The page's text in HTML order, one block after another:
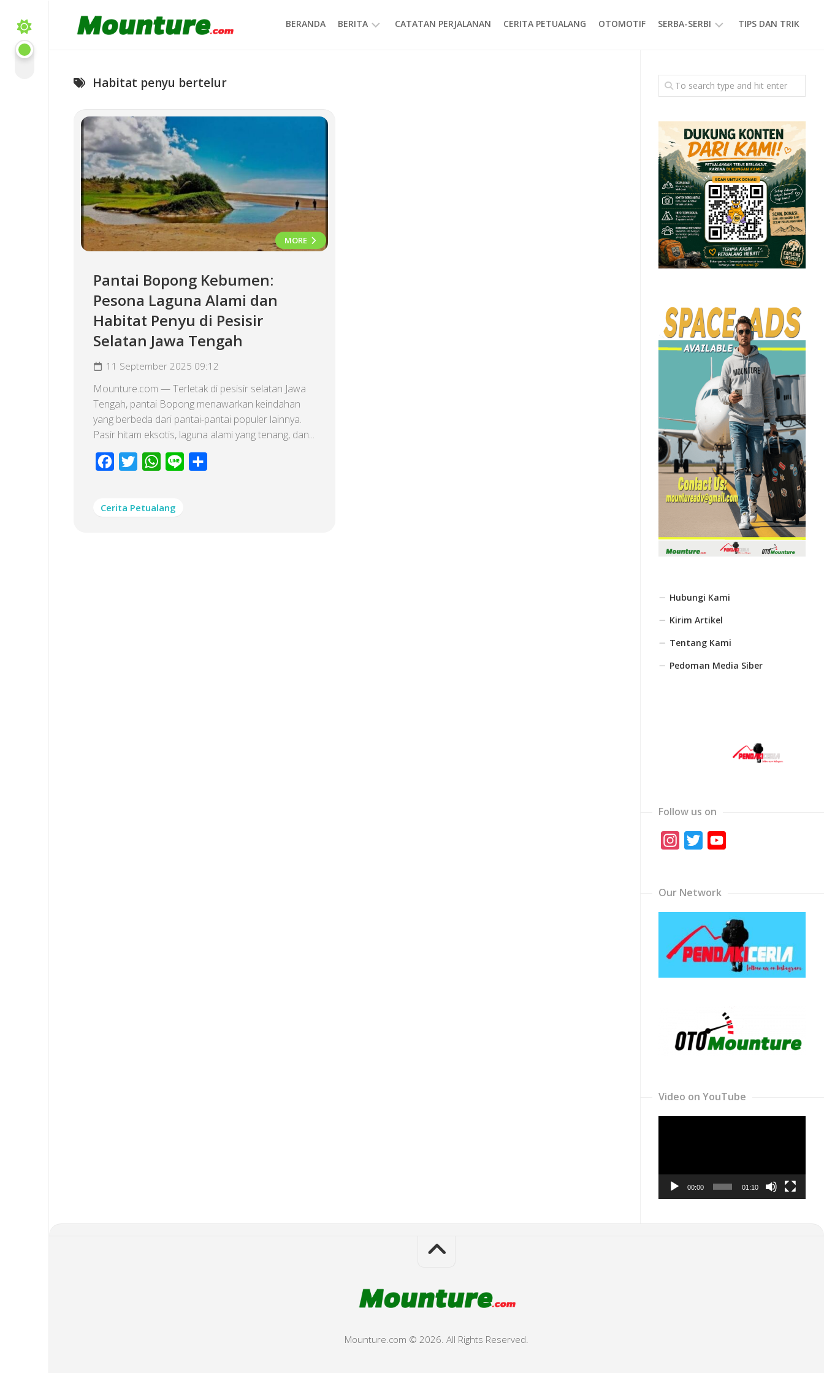
content
BERANDA BERITA CATATAN PERJALANAN CERITA PETUALANG OTOMOTIF SERBA-SERBI
GAYA
HIDUP
TIPS DAN TRIK
Habitat penyu bertelur
MORE
Pantai Bopong Kebumen:
Pesona Laguna Alami dan
Habitat Penyu di Pesisir
Selatan Jawa Tengah
11 September 2025 09:12
Mounture.com — Terletak di pesisir selatan Jawa
Tengah, pantai Bopong menawarkan keindahan
yang berbeda dari pantai-pantai populer lainnya.
Pasir hitam eksotis, laguna alami yang tenang, dan...
Facebook
Twitter WhatsApp
Line
Cerita Petualang
Hubungi Kami
Kirim Artikel
Tentang Kami
Pedoman Media Siber
Follow us on
Instagram
Twitter
Our Network
Video on YouTube
00:00 01:10
Mounture.com © 2026. All Rights Reserved.